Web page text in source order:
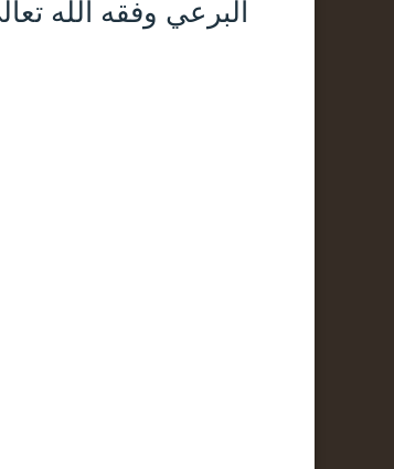
البرعي وفقه الله